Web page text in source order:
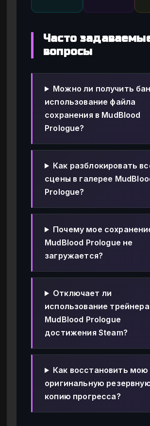
Часто
вопросы
Можно ли получить
использование файла
сохранения в MudBlood
Prologue?
Как разблокировать
сцены в галерее
Prologue?
Почему мое
MudBlood Prologue не
загружается?
Отключает ли
использование
MudBlood Prologue
достижения Steam?
Как восстановить мою
оригинальную
копию прогресса?